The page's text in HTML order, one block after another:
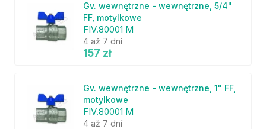
Gv. wewnętrzne - wewnętrzne, 5/4"
FF, motylkowe
FIV.80001 M
4 až 7 dní
157 zł
Gv. wewnętrzne - wewnętrzne, 1" FF,
motylkowe
FIV.80001 M
4 až 7 dní